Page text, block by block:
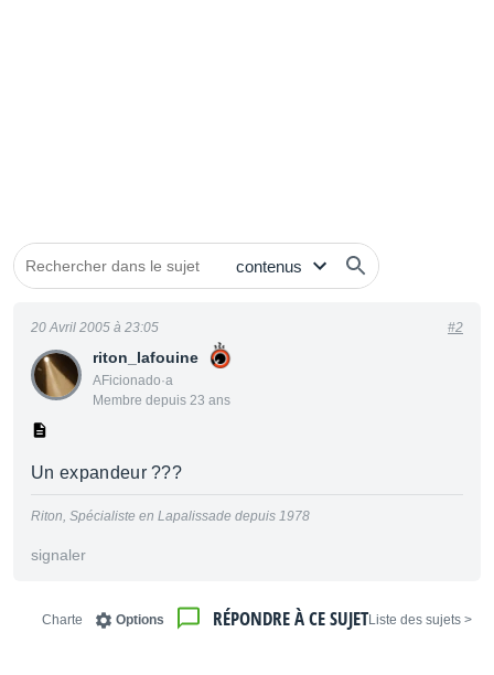
riton_lafouine
AFicionado·a
Membre depuis 23 ans
20 Avril 2005 à 23:05 #2
Un expandeur ???
Riton, Spécialiste en Lapalissade depuis 1978
signaler
< Liste des sujets
RÉPONDRE À CE SUJET
Options
Charte